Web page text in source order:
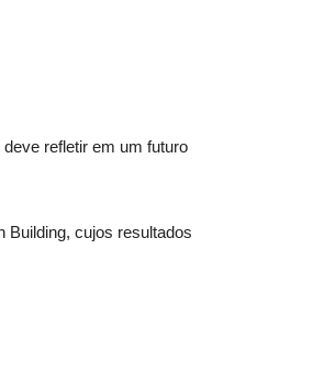
refletir em um futuro
Building, cujos resultados